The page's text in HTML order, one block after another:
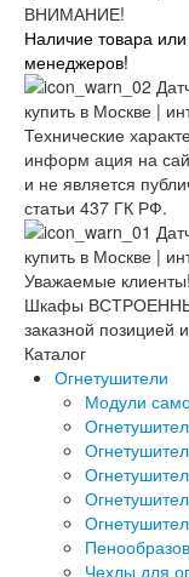
ВНИМАНИЕ!
Наличие товара
менеджеров!
Технические
информ ация на
и не является
статьи 437 ГК РФ.
Уважаемые клиенты!
Шкафы
заказной позицией
Каталог
Огнетушители
Модули
Чехлы для